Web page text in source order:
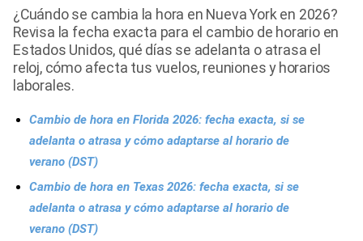
Tendencias Mix
Sports
¿Cuándo se cambia la hora en Nueva York en 2026?
Revisa la fecha exacta para el cambio de horario en
Estados Unidos, qué días se adelanta o atrasa el
reloj, cómo afecta tus vuelos, reuniones y horarios
laborales.
Cambio de hora en Florida 2026: fecha exacta, si se
adelanta o atrasa y cómo adaptarse al horario de
verano (DST)
Cambio de hora en Texas 2026: fecha exacta, si se
adelanta o atrasa y cómo adaptarse al horario de
verano (DST)